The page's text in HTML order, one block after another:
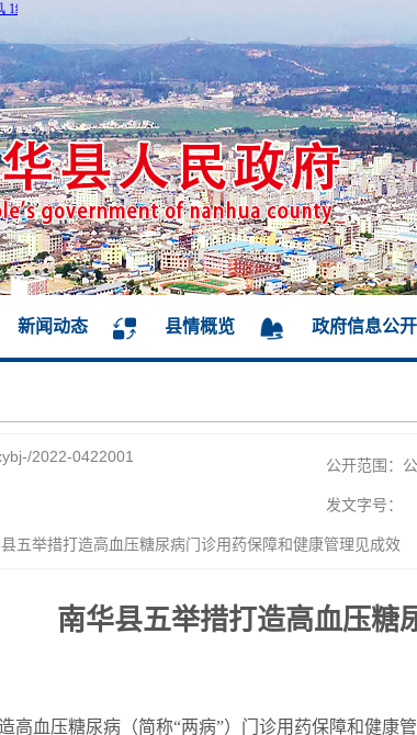
新闻动态 县情概览 政府信息公开
2022-0422001 公开范围：
发文字号：
举措打造高血压糖尿病门诊用药保障和健康管理见成效
南华县五举措打造高血压糖
高血压糖尿病（简称“两病”）门诊用药保障和健康